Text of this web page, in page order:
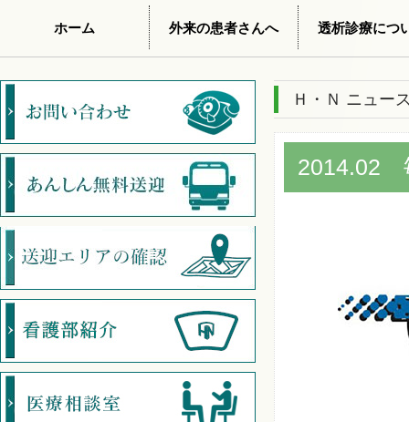
ホーム 外来の患者さんへ 透析診療につ
Ｈ・Ｎ ニュー
2014.02